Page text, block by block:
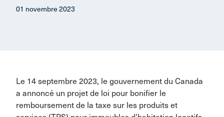
01 novembre 2023
Le 14 septembre 2023, le gouvernement du Canada
a annoncé un projet de loi pour bonifier le
remboursement de la taxe sur les produits et